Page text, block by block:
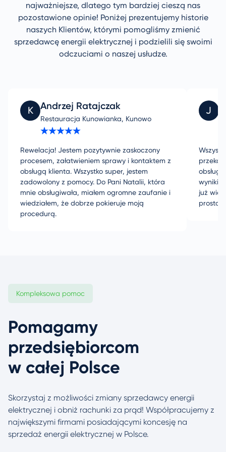
najważniejsze, dlatego tym bardziej cieszą nas
pozostawione opinie! Poniżej prezentujemy historie
naszych Klientów, którymi pomogliśmy zmienić
sprzedawcę energii elektrycznej i podzielili się swoimi
odczuciami o naszej usłudze.
K Andrzej Ratajczak
Restauracja Kunowianka, Kunowo
Rewelacja! Jestem pozytywnie zaskoczony
procesem, załatwieniem sprawy i kontaktem z
obsługą klienta. Wszystko super, jestem
zadowolony z pomocy. Do Pani Natalii, która
mnie obsługiwała, miałem ogromne zaufanie i
wiedziałem, że dobrze pokieruje moją
procedurą.
J
już
prosta
Kompleksowa pomoc
Pomagamy
przedsiębiorcom
w całej Polsce
Skorzystaj z możliwości zmiany sprzedawcy energii
elektrycznej i obniż rachunki za prąd! Współpracujemy z
największymi firmami posiadającymi koncesję na
sprzedaż energii elektrycznej w Polsce.